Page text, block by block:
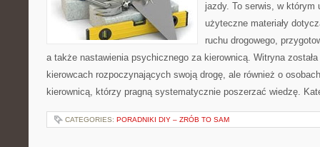
jazdy. To serwis, w którym
użyteczne materiały
ruchu drogowego,
a także nastawienia psychicznego za kierownicą. Witryna
kierowcach rozpoczynających swoją drogę, ale również o
kierownicą, którzy pragną systematycznie poszerzać wiedzę.
CATEGORIES: PORADNIKI DIY – ZRÓB TO SAM